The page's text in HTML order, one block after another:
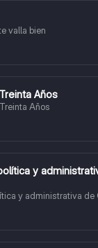
valla bien
Años
Años
y
y administrativa de